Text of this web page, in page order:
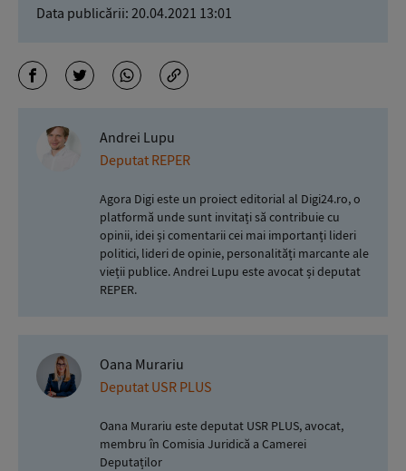
Data publicării: 20.04.2021 13:01
Andrei Lupu
Deputat REPER
Agora Digi este un proiect editorial al Digi24.ro, o
platformă unde sunt invitați să contribuie cu
opinii, idei și comentarii cei mai importanți lideri
politici, lideri de opinie, personalități marcante ale
vieții publice. Andrei Lupu este avocat și deputat
REPER.
Oana Murariu
Deputat USR PLUS
Oana Murariu este deputat USR PLUS, avocat,
membru în Comisia Juridică a Camerei
Deputaților